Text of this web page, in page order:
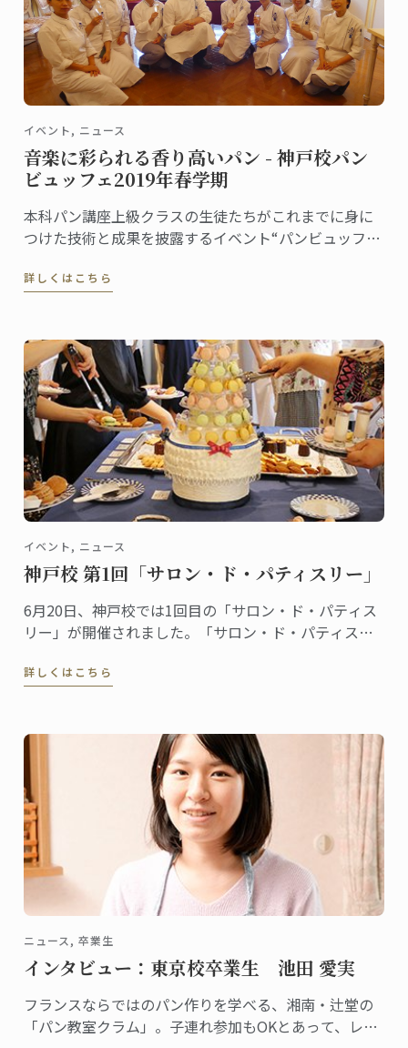
イベント, ニュース
音楽に彩られる香り高いパン - 神戸校パン
ビュッフェ2019年春学期
本科パン講座上級クラスの生徒たちがこれまでに身に
つけた技術と成果を披露するイベント“パンビュッフ
ズのパンをプレゼンテーションします。6月に神戸校で
詳しくはこちら
イベント, ニュース
神戸校 第1回「サロン・ド・パティスリー」
6月20日、神戸校では1回目の「サロン・ド・パティス
リー」が開催されました。「サロン・ド・パティスリ
す。
詳しくはこちら
ニュース, 卒業生
インタビュー：東京校卒業生 池田 愛実
フランスならではのパン作りを学べる、湘南・辻堂の
「パン教室クラム」。子連れ参加もOKとあって、レッ